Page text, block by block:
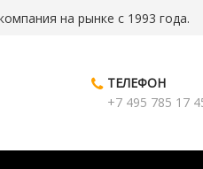
на рынке с 1993 года.
ТЕЛЕФОН
+7 495 785 17